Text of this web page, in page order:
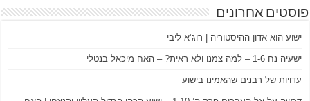
פוסטים אחרונים
ישוע הוא אדון ההיסטוריה | רוג’א ליבי
ישעיה נח 1-6 – למה צמנו ולא ראית? – האח מיכאל בנטלי
עדויות של רבנים שהאמינו בישוע